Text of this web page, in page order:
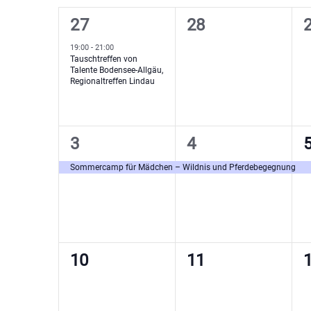
Navigation
von
Veranstaltungen
1
Veranstaltung,
27
19:00 - 21:00
Tauschtreffen von
Talente Bodensee-Allgäu,
Regionaltreffen Lindau
0
28
0
1
Veranstaltung,
3
Sommercamp für Mädchen – Wildnis und Pferdebegegnung
1
Veranstaltung,
4
0
10
0
11
0